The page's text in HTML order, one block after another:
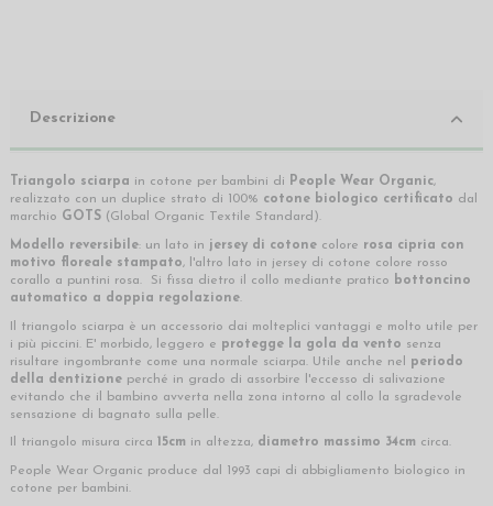
Descrizione
Triangolo sciarpa in cotone per bambini di People Wear Organic,
realizzato con un duplice strato di 100% cotone biologico certificato dal
marchio GOTS (Global Organic Textile Standard).
Modello reversibile: un lato in jersey di cotone colore rosa cipria con
motivo floreale stampato, l'altro lato in jersey di cotone colore rosso
corallo a puntini rosa. Si fissa dietro il collo mediante pratico
bottoncino
automatico a doppia regolazione.
Il triangolo sciarpa è un accessorio dai molteplici vantaggi e molto utile per
i più piccini. E' morbido, leggero e protegge la gola da vento senza
risultare ingombrante come una normale sciarpa. Utile anche nel
periodo
della dentizione perché in grado di assorbire l'eccesso di salivazione
evitando che il bambino avverta nella zona intorno al collo la sgradevole
sensazione di bagnato sulla pelle.
Il triangolo misura circa 15cm in altezza, diametro massimo 34cm circa.
People Wear Organic produce dal 1993 capi di abbigliamento biologico in
cotone per bambini.